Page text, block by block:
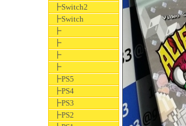
┣Switch2
┣Switch
┣
┣
┣
┣
┣PS5
┣PS4
┣PS3
┣PS2